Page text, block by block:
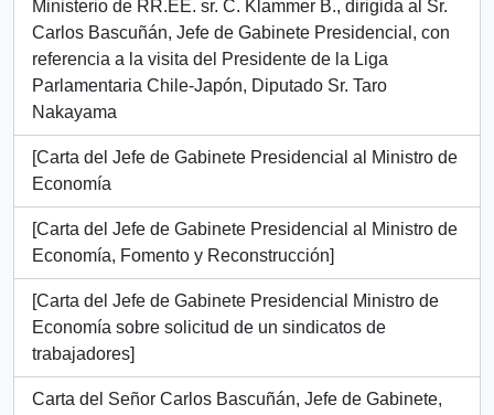
Ministerio de RR.EE. sr. C. Klammer B., dirigida al Sr.
Carlos Bascuñán, Jefe de Gabinete Presidencial, con
referencia a la visita del Presidente de la Liga
Parlamentaria Chile-Japón, Diputado Sr. Taro
Nakayama
[Carta del Jefe de Gabinete Presidencial al Ministro de
Economía
[Carta del Jefe de Gabinete Presidencial al Ministro de
Economía, Fomento y Reconstrucción]
[Carta del Jefe de Gabinete Presidencial Ministro de
Economía sobre solicitud de un sindicatos de
trabajadores]
Carta del Señor Carlos Bascuñán, Jefe de Gabinete,